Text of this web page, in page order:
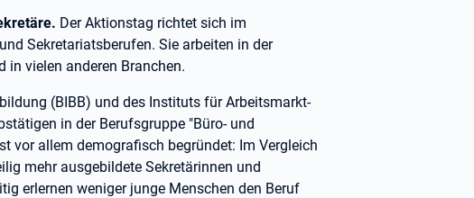
Der Aktionstag richtet sich im
Sekretariatsberufen. Sie arbeiten in der
in vielen anderen Branchen.
(BIBB) und des Instituts für Arbeitsmarkt-
in der Berufsgruppe "Büro- und
vor allem demografisch begründet: Im Vergleich
mehr ausgebildete Sekretärinnen und
erlernen weniger junge Menschen den Beruf